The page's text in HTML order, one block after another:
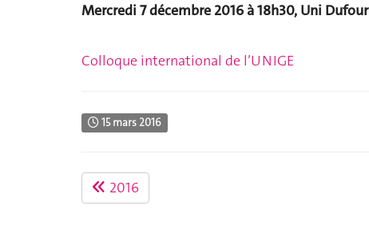
Mercredi 7 décembre 2016 à 18h30, Uni Dufour
Colloque international de l’UNIGE
15 mars 2016
2016